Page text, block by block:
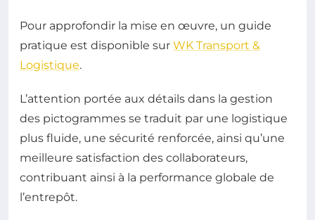
Pour approfondir la mise en œuvre, un guide
pratique est disponible sur WK Transport &
Logistique.
L’attention portée aux détails dans la gestion
des pictogrammes se traduit par une logistique
plus fluide, une sécurité renforcée, ainsi qu’une
meilleure satisfaction des collaborateurs,
contribuant ainsi à la performance globale de
l’entrepôt.